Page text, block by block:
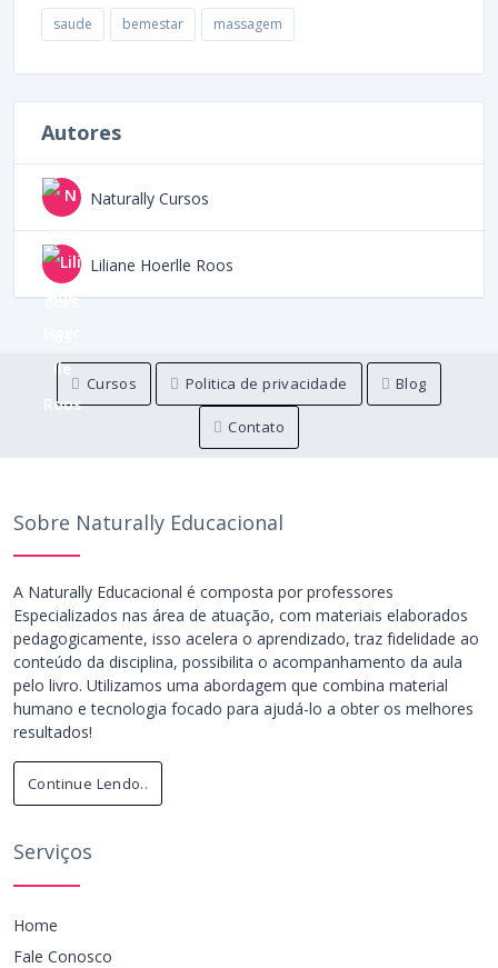
saude bemestar massagem
Autores
Naturally Cursos
Liliane Hoerlle Roos
Cursos Politica de privacidade Blog
Contato
Sobre Naturally Educacional
A Naturally Educacional é composta por professores
Especializados nas área de atuação, com materiais elaborados
pedagogicamente, isso acelera o aprendizado, traz fidelidade ao
conteúdo da disciplina, possibilita o acompanhamento da aula
pelo livro. Utilizamos uma abordagem que combina material
humano e tecnologia focado para ajudá-lo a obter os melhores
resultados!
Continue Lendo..
Serviços
Home
Fale Conosco